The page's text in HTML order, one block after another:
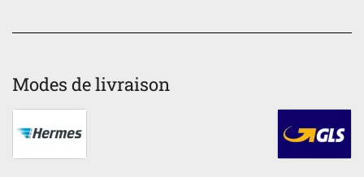
Modes de livraison